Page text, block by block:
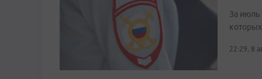
За июль
22:29, 8